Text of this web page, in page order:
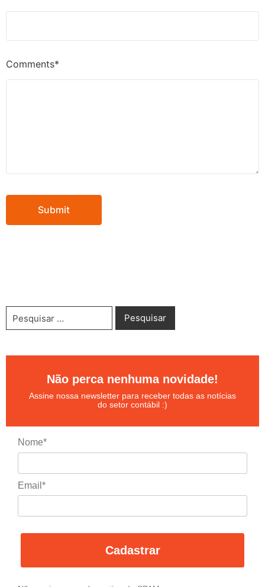
Comments*
Não perca nenhuma novidade!
Assine nossa newsletter para receber todas as notícias
do setor contábil :)
Nome*
Email*
Cadastrar